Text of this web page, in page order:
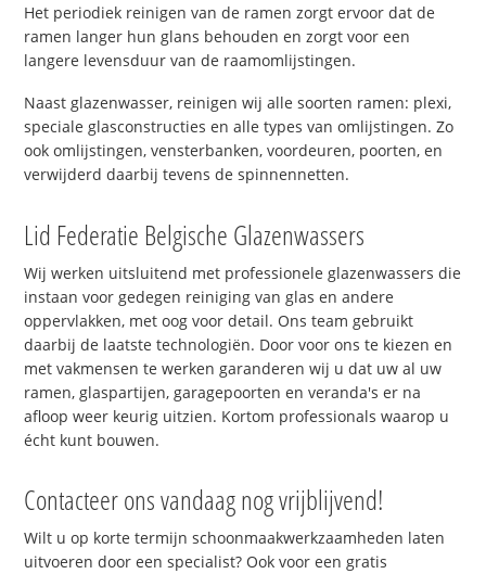
Het periodiek reinigen van de ramen zorgt ervoor dat de
ramen langer hun glans behouden en zorgt voor een
langere levensduur van de raamomlijstingen.
Naast glazenwasser, reinigen wij alle soorten ramen: plexi,
speciale glasconstructies en alle types van omlijstingen. Zo
ook omlijstingen, vensterbanken, voordeuren, poorten, en
verwijderd daarbij tevens de spinnennetten.
Lid Federatie Belgische Glazenwassers
Wij werken uitsluitend met professionele glazenwassers die
instaan voor gedegen reiniging van glas en andere
oppervlakken, met oog voor detail. Ons team gebruikt
daarbij de laatste technologiën. Door voor ons te kiezen en
met vakmensen te werken garanderen wij u dat uw al uw
ramen, glaspartijen, garagepoorten en veranda's er na
afloop weer keurig uitzien. Kortom professionals waarop u
écht kunt bouwen.
Contacteer ons vandaag nog vrijblijvend!
Wilt u op korte termijn schoonmaakwerkzaamheden laten
uitvoeren door een specialist? Ook voor een gratis